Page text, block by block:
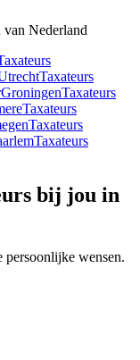
van Nederland
Taxateurs
GroningenTaxateurs
Taxateurs
Taxateurs
Taxateurs
bij jou in
persoonlijke wensen.